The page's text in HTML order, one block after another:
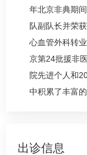
年北京非典期
队副队长并荣
心血管外科转
京第24批援非
院先进个人和
中积累了丰富
到之处。擅长
出诊信息